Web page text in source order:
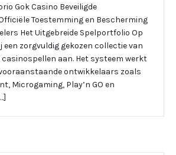
Gok Casino Beveiligde
Toestemming en Bescherming
Het Uitgebreide Spelportfolio Op
een zorgvuldig gekozen collectie van
aan. Het systeem werkt
ontwikkelaars zoals
Microgaming, Play’n GO en